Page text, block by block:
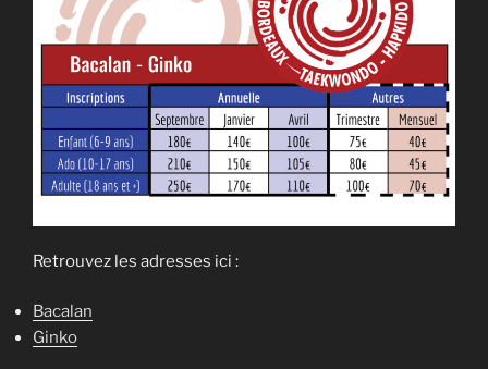
Retrouvez les adresses ici :
Bacalan
Ginko